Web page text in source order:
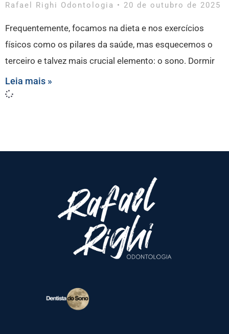
Rafael Righi Odontologia 20 de outubro de 2025
Frequentemente, focamos na dieta e nos exercícios
físicos como os pilares da saúde, mas esquecemos o
terceiro e talvez mais crucial elemento: o sono. Dormir
Leia mais »